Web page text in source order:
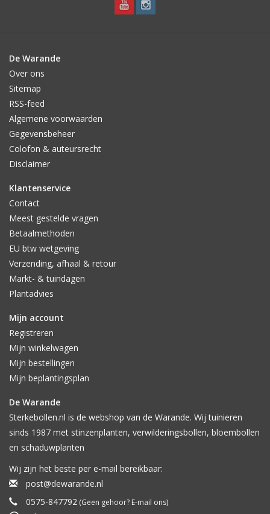
De Warande
Over ons
Sitemap
RSS-feed
Algemene voorwaarden
Gegevensbeheer
Colofon & auteursrecht
Disclaimer
Klantenservice
Contact
Meest gestelde vragen
Betaalmethoden
EU btw wetgeving
Verzending, afhaal & retour
Markt- & tuindagen
Plantadvies
Mijn account
Registreren
Mijn winkelwagen
Mijn bestellingen
Mijn beplantingsplan
De Warande
Sterkebollen.nl is de webshop van de Warande. Wij tuinieren
sinds 1987 met stinzenplanten, verwilderingsbollen, bloembollen
en schaduwplanten
Wij zijn het beste per e-mail bereikbaar:
post@dewarande.nl
0575-847792 (Geen gehoor? E-mail ons)